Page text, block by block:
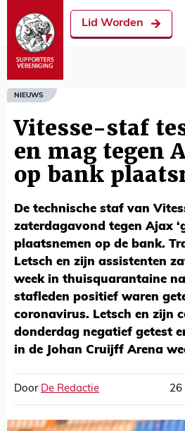
Lid Worden
NIEUWS
Vitesse-staf
en mag tegen
op bank
De technische staf van
zaterdagavond tegen Ajax
plaatsnemen op de bank.
Letsch en zijn assistenten
week in thuisquarantaine
stafleden positief waren
coronavirus. Letsch en zijn
donderdag negatief getest
in de Johan Cruijff Arena
Door De Redactie 26